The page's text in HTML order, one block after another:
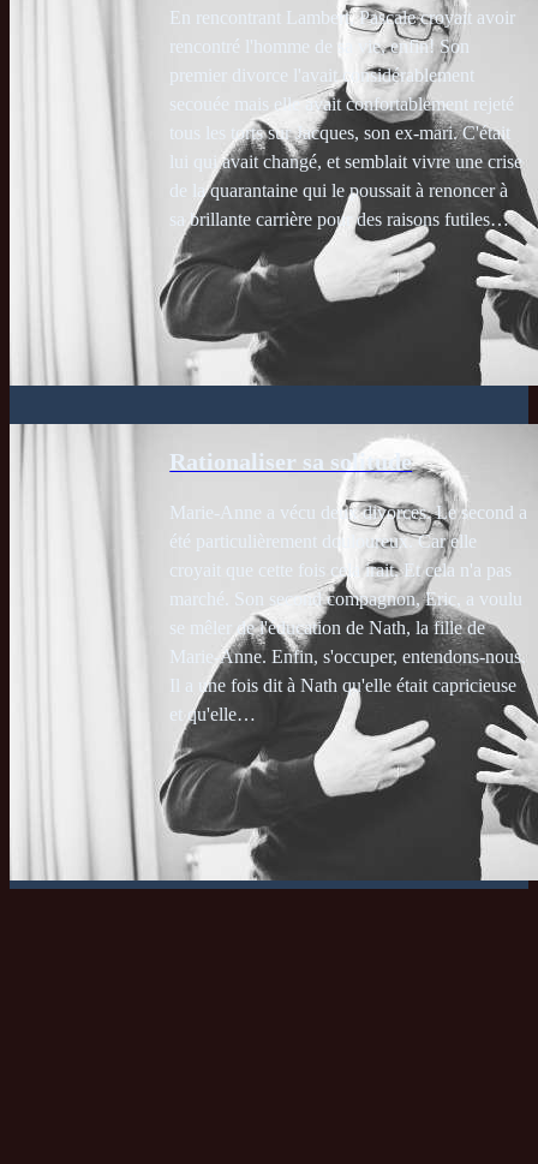
En rencontrant Lambert, Pascale croyait avoir
rencontré l'homme de sa vie, enfin! Son
premier divorce l'avait considérablement
secouée mais elle avait confortablement rejeté
tous les torts sur Jacques, son ex-mari. C'était
lui qui avait changé, et semblait vivre une crise
de la quarantaine qui le poussait à renoncer à
sa brillante carrière pour des raisons futiles…
Rationaliser sa solitude
Marie-Anne a vécu deux divorces. Le second a
été particulièrement douloureux. Car elle
croyait que cette fois cela irait. Et cela n'a pas
marché. Son second compagnon, Eric, a voulu
se mêler de l'éducation de Nath, la fille de
Marie-Anne. Enfin, s'occuper, entendons-nous.
Il a une fois dit à Nath qu'elle était capricieuse
et qu'elle…